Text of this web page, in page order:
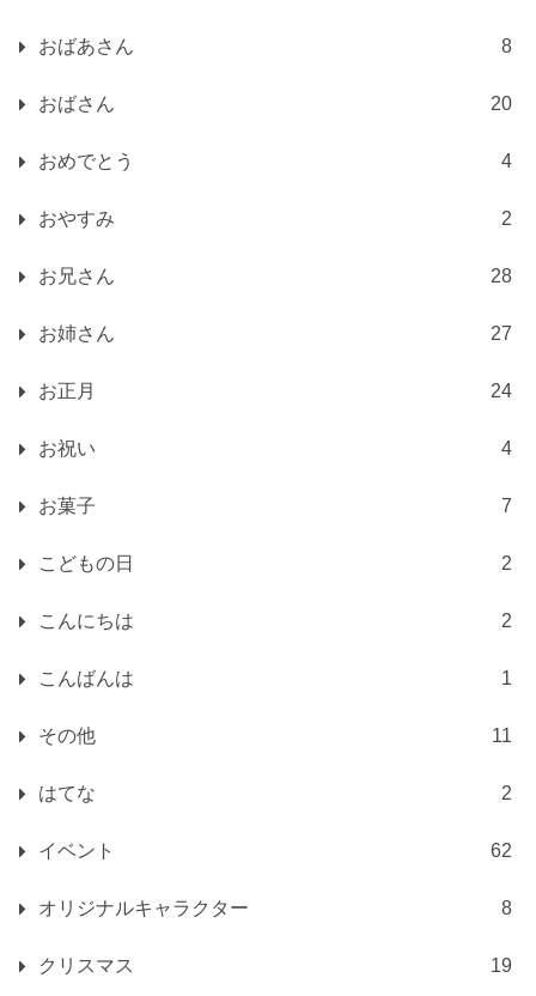
おばあさん 8
おばさん 20
おめでとう 4
おやすみ 2
お兄さん 28
お姉さん 27
お正月 24
お祝い 4
お菓子 7
こどもの日 2
こんにちは 2
こんばんは 1
その他 11
はてな 2
イベント 62
オリジナルキャラクター 8
クリスマス 19